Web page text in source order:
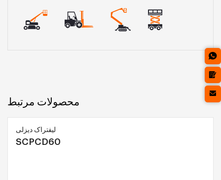
محصولات مرتبط
لیفتراک دیزلی
SCPCD60